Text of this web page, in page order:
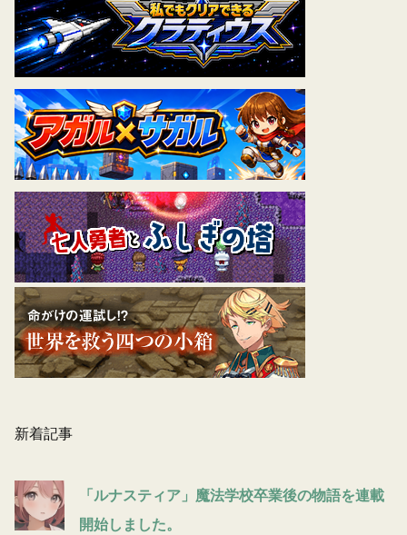
新着記事
「ルナスティア」魔法学校卒業後の物語を連載
開始しました。